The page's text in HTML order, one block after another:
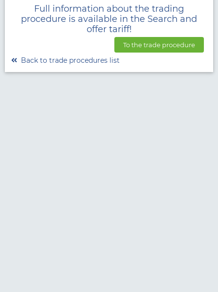
Full information about the trading
procedure is available in the Search and
offer tariff!
To the trade procedure
Back to trade procedures list